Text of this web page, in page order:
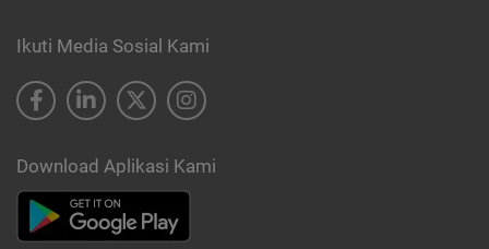
Ikuti Media Sosial Kami
Download Aplikasi Kami